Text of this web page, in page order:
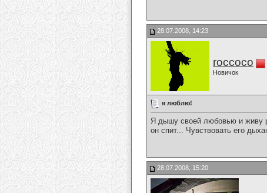
28.07.2008, 14:23
roccoco
Новичок
я люблю!
Я дышу своей любовью и живу
он спит... Чувствовать его
28.07.2008, 15:20